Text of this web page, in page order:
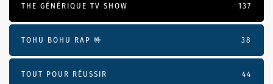
THE GÉNÉRIQUE TV SHOW 137
TOHU BOHU RAP 🤟 38
TOUT POUR RÉUSSIR 44